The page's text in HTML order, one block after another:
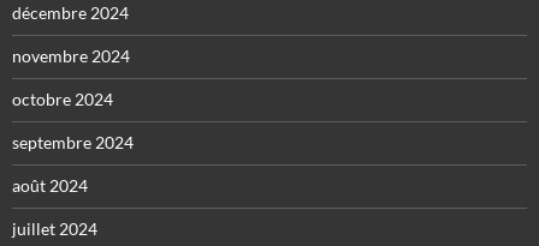
décembre 2024
novembre 2024
octobre 2024
septembre 2024
août 2024
juillet 2024